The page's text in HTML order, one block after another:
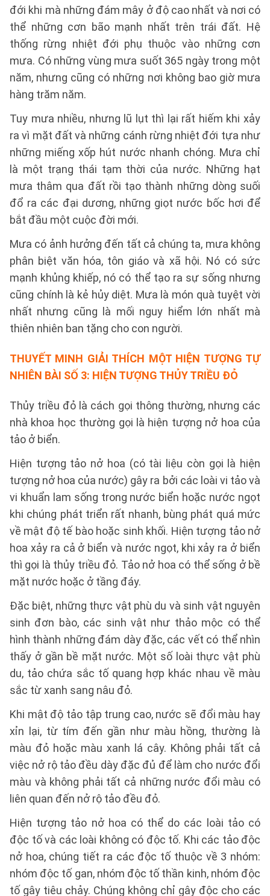
đới khi mà những đám mây ở độ cao nhất và nơi có
thể những cơn bão mạnh nhất trên trái đất. Hệ
thống rừng nhiệt đới phụ thuộc vào những cơn
mưa. Có những vùng mưa suốt 365 ngày trong một
năm, nhưng cũng có những nơi không bao giờ mưa
hàng trăm năm.
Tuy mưa nhiều, nhưng lũ lụt thì lại rất hiếm khi xảy
ra vì mặt đất và những cánh rừng nhiệt đới tựa như
những miếng xốp hút nước nhanh chóng. Mưa chỉ
là một trạng thái tạm thời của nước. Những hạt
mưa thâm qua đất rồi tạo thành những dòng suối
đổ ra các đại dương, những giọt nước bốc hơi để
bắt đầu một cuộc đời mới.
Mưa có ảnh hưởng đến tất cả chúng ta, mưa không
phân biệt văn hóa, tôn giáo và xã hội. Nó có sức
mạnh khủng khiếp, nó có thể tạo ra sự sống nhưng
cũng chính là kẻ hủy diệt. Mưa là món quà tuyệt vời
nhất nhưng cũng là mối nguy hiểm lớn nhất mà
thiên nhiên ban tặng cho con người.
THUYẾT MINH GIẢI THÍCH MỘT HIỆN TƯỢNG TỰ
NHIÊN BÀI SỐ 3: HIỆN TƯỢNG THỦY TRIỀU ĐỎ
Thủy triều đỏ là cách gọi thông thường, nhưng các
nhà khoa học thường gọi là hiện tượng nở hoa của
tảo ở biển.
Hiện tượng tảo nở hoa (có tài liệu còn gọi là hiện
tượng nở hoa của nước) gây ra bởi các loài vi tảo và
vi khuẩn lam sống trong nước biển hoặc nước ngọt
khi chúng phát triển rất nhanh, bùng phát quá mức
về mật độ tế bào hoặc sinh khối. Hiện tượng tảo nở
hoa xảy ra cả ở biển và nước ngọt, khi xảy ra ở biển
thì gọi là thủy triều đỏ. Tảo nở hoa có thể sống ở bề
mặt nước hoặc ở tầng đáy.
Đặc biệt, những thực vật phù du và sinh vật nguyên
sinh đơn bào, các sinh vật như thảo mộc có thể
hình thành những đám dày đặc, các vết có thể nhìn
thấy ở gần bề mặt nước. Một số loài thực vật phù
du, tảo chứa sắc tố quang hợp khác nhau về màu
sắc từ xanh sang nâu đỏ.
Khi mật độ tảo tập trung cao, nước sẽ đổi màu hay
xỉn lại, từ tím đến gần như màu hồng, thường là
màu đỏ hoặc màu xanh lá cây. Không phải tất cả
việc nở rộ tảo đều dày đặc đủ để làm cho nước đổi
màu và không phải tất cả những nước đổi màu có
liên quan đến nở rộ tảo đều đỏ.
Hiện tượng tảo nở hoa có thể do các loài tảo có
độc tố và các loài không có độc tố. Khi các tảo độc
nở hoa, chúng tiết ra các độc tố thuộc về 3 nhóm:
nhóm độc tố gan, nhóm độc tố thần kinh, nhóm độc
tố gây tiêu chảy. Chúng không chỉ gây độc cho các